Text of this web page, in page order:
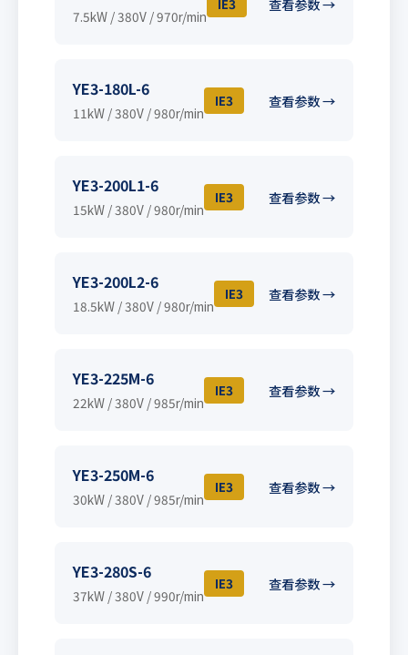
7.5kW / 380V / 970r/min
YE3-180L-6
11kW / 380V / 980r/min
IE3 查看参数 →
YE3-200L1-6
15kW / 380V / 980r/min
IE3 查看参数 →
YE3-200L2-6
18.5kW / 380V / 980r/min
IE3 查看参数 →
YE3-225M-6
22kW / 380V / 985r/min
IE3 查看参数 →
YE3-250M-6
30kW / 380V / 985r/min
IE3 查看参数 →
YE3-280S-6
37kW / 380V / 990r/min
IE3 查看参数 →